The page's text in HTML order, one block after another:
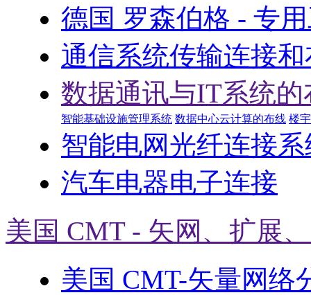
德国 罗森伯格 - 专
通信系统传输连接
数据通讯与IT系统的
智能基础设施管理系统 数据中心云计算的布线 楼
智能电网光纤连接系
汽车电器电子连接
美国 CMT - 矢网、扩展
美国 CMT-矢量网络